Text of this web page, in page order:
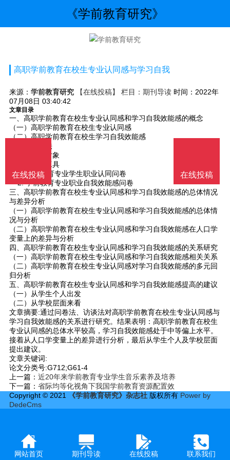
《学前教育研究》
高职学前教育在校生专业认同感与学习自我
来源： 学前教育研究 【在线投稿】 栏目： 期刊导读时间：2022年
07月08日 03:40:42
文章目录
一、高职学前教育在校生专业认同感和学习自我效能感的概念
（一）高职学前教育在校生专业认同感
（二）高职学前教育在校生学习自我效能感
二、研究方法
（一）研究对象
（二）研究工具
1. 学前教育专业学生职业认同问卷
2. 学前教育专业职业自我效能感问卷
三、高职学前教育在校生专业认同感和学习自我效能感的总体情况
与差异分析
（一）高职学前教育在校生专业认同感和学习自我效能感的总体情
况与分析
（二）高职学前教育在校生专业认同感和学习自我效能感在人口学
变量上的差异与分析
四、高职学前教育在校生专业认同感和学习自我效能感的关系研究
（一）高职学前教育在校生专业认同感和学习自我效能感相关关系
（二）高职学前教育在校生专业认同感对学习自我效能感的多元回
归分析
五、高职学前教育在校生专业认同感和学习自我效能感提高的建议
（一）从学生个人出发
（二）从学校层面来看
文章摘要:通过问卷法、访谈法对高职学前教育在校生专业认同感与
学习自我效能感的关系进行研究。结果表明：高职学前教育在校生
专业认同感的总体水平较高，学习自我效能感处于中等偏上水平。
接着从人口学变量上的差异进行分析，最后从学生个人及学校层面
提出建议。
文章关键词:
论文分类号:G712;G61-4
上一篇： 近20年来学前教育专业学生音乐素养及培养
下一篇： 省际均等化视角下我国学前教育资源配置效
Copyright © 2021
《学前教育研究》杂志社版权所有 Power by
DedeCms
网站首页 期刊导读 在线投稿 联系我们
在线投稿
在线投稿